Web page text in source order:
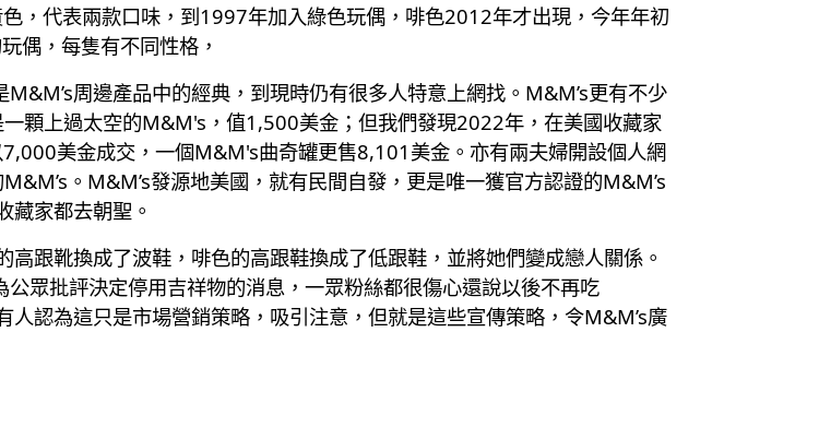
，代表兩款口味，到1997年加入綠色玩偶，啡色2012年才出現，今年年初
偶，每隻有不同性格，
周邊產品中的經典，到現時仍有很多人特意上網找。M&M’s更有不少
顆上過太空的M&M's，值1,500美金；但我們發現2022年，在美國收藏家
美金成交，一個M&M's曲奇罐更售8,101美金。亦有兩夫婦開設個人網
。M&M’s發源地美國，就有民間自發，更是唯一獲官方認證的M&M’s
藏家都去朝聖。
跟靴換成了波鞋，啡色的高跟鞋換成了低跟鞋，並將她們變成戀人關係。
眾批評決定停用吉祥物的消息，一眾粉絲都很傷心還說以後不再吃
認為這只是市場營銷策略，吸引注意，但就是這些宣傳策略，令M&M’s廣